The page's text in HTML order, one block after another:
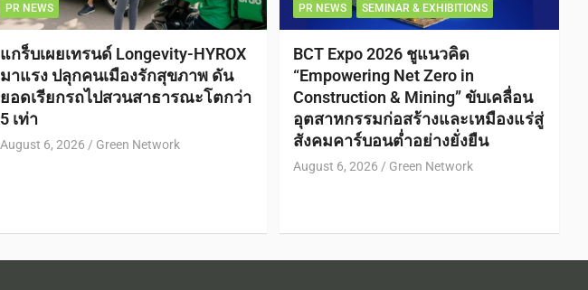
PR NEWS
แกร็บเผยเทรนด์ Longevity-HYROX
มาแรง ปลุกคนเมืองรักสุขภาพ ดัน
ยอดเรียกรถไปสวนสาธารณะโตกว่า
5 เท่า
August 6, 2026 Green Network
PR NEWS SEMINAR & EXHIBITIONS
BCT Expo 2026 ชูแนวคิด
“Empowering Net Zero in
Construction & Mining” ขับเคลื่อน
อุตสาหกรรมก่อสร้างและเหมืองแร่สู่
สังคมคาร์บอนต่ำอย่างยั่งยืน
August 6, 2026 Green Network